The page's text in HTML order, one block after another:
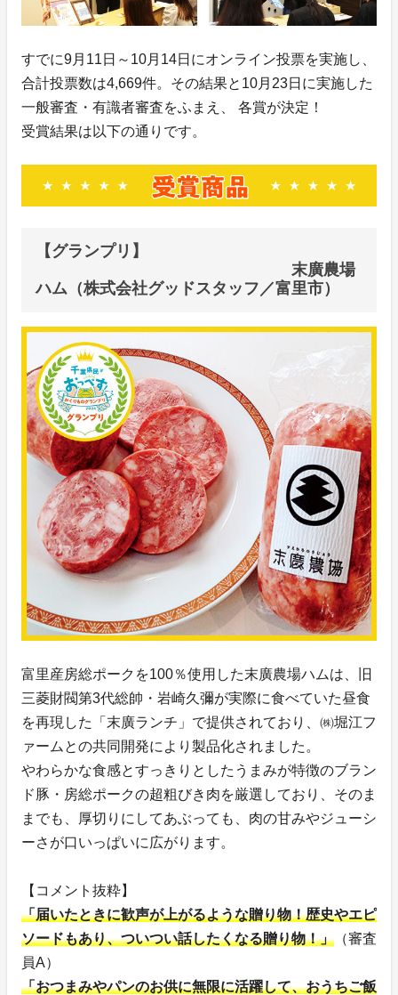
すでに9月11日～10月14日にオンライン投票を実施し、
合計投票数は4,669件。その結果と10月23日に実施した
一般審査・有識者審査をふまえ、 各賞が決定！
受賞結果は以下の通りです。
【グランプリ】
末廣農場
ハム（株式会社グッドスタッフ／富里市）
富里産房総ポークを100％使用した末廣農場ハムは、旧
三菱財閥第3代総帥・岩崎久彌が実際に食べていた昼食
を再現した「末廣ランチ」で提供されており、㈱堀江フ
ァームとの共同開発により製品化されました。
やわらかな食感とすっきりとしたうまみが特徴のブラン
ド豚・房総ポークの超粗びき肉を厳選しており、そのま
までも、厚切りにしてあぶっても、肉の甘みやジューシ
ーさが口いっぱいに広がります。
【コメント抜粋】
「届いたときに歓声が上がるような贈り物！歴史やエピ
ソードもあり、ついつい話したくなる贈り物！」 （審査
員A）
「おつまみやパンのお供に無限に活躍して、おうちご飯